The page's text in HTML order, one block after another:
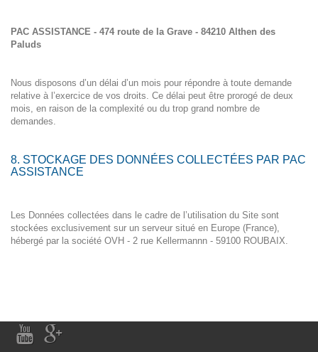
PAC ASSISTANCE - 474 route de la Grave - 84210 Althen des
Paluds
Nous disposons d’un délai d’un mois pour répondre à toute demande
relative à l’exercice de vos droits. Ce délai peut être prorogé de deux
mois, en raison de la complexité ou du trop grand nombre de
demandes.
8. STOCKAGE DES DONNÉES COLLECTÉES PAR PAC
ASSISTANCE
Les Données collectées dans le cadre de l’utilisation du Site sont
stockées exclusivement sur un serveur situé en Europe (France),
hébergé par la société OVH - 2 rue Kellermannn - 59100 ROUBAIX.